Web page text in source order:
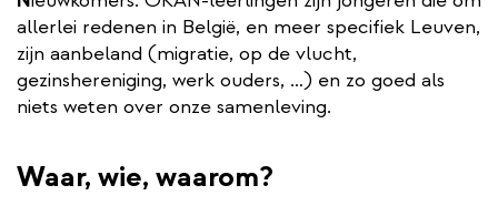
allerlei redenen in België, en meer specifiek Leuven,
zijn aanbeland (migratie, op de vlucht,
gezinshereniging, werk ouders, …) en zo goed als
niets weten over onze samenleving.
Waar, wie, waarom?